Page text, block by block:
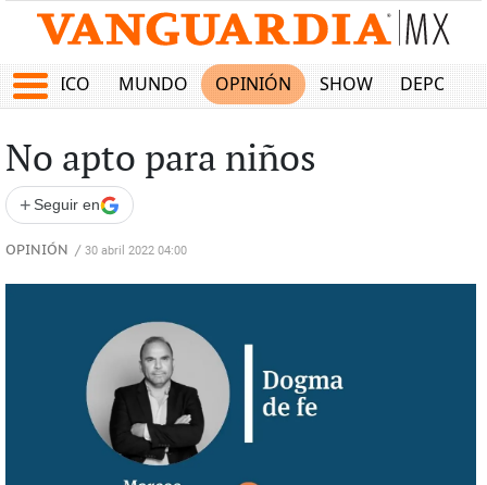
MÉXICO MUNDO OPINIÓN SHOW
No apto para niños
+ Seguir en
OPINIÓN / 30 abril 2022 04:00